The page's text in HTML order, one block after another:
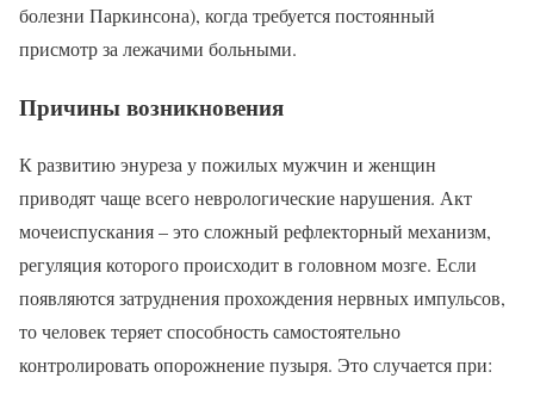
болезни Паркинсона), когда требуется постоянный
присмотр за лежачими больными.
Причины возникновения
К развитию энуреза у пожилых мужчин и женщин
приводят чаще всего неврологические нарушения. Акт
мочеиспускания – это сложный рефлекторный механизм,
регуляция которого происходит в головном мозге. Если
появляются затруднения прохождения нервных импульсов,
то человек теряет способность самостоятельно
контролировать опорожнение пузыря. Это случается при: